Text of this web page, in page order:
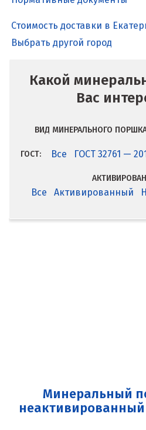
Выбрать другой город
Какой
Вас
ВИД МИНЕРАЛЬНОГО
ГОСТ: Все ГОСТ 32761 —
Все Активированный
Минеральный
неактивированный